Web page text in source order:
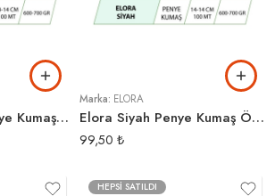
Elora Lacivert Penye Kumaş Örgü İpi
Marka: ELORA
Elora Siyah Penye Kumaş Örgü İpi
99,50 ₺
HEPSI SATILDI